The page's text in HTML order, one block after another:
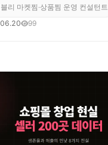
리 마켓찜·상품찜 운영 컨설턴트
99